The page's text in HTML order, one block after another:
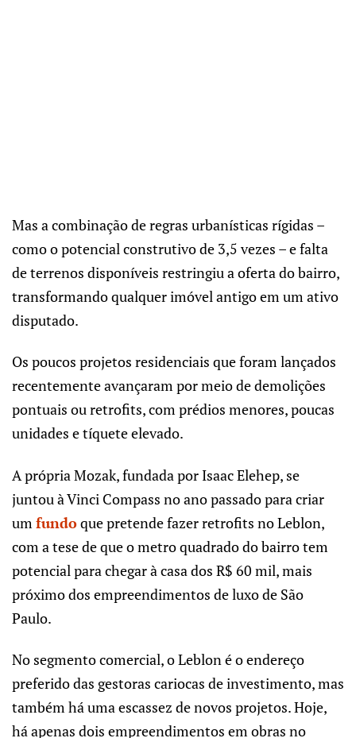
Mas a combinação de regras urbanísticas rígidas –
como o potencial construtivo de 3,5 vezes – e falta
de terrenos disponíveis restringiu a oferta do bairro,
transformando qualquer imóvel antigo em um ativo
disputado.
Os poucos projetos residenciais que foram lançados
recentemente avançaram por meio de demolições
pontuais ou retrofits, com prédios menores, poucas
unidades e tíquete elevado.
A própria Mozak, fundada por Isaac Elehep, se
juntou à Vinci Compass no ano passado para criar
umfundoque pretende fazer retrofits no Leblon,
com a tese de que o metro quadrado do bairro tem
potencial para chegar à casa dos R$ 60 mil, mais
próximo dos empreendimentos de luxo de São
Paulo.
No segmento comercial, o Leblon é o endereço
preferido das gestoras cariocas de investimento, mas
também há uma escassez de novos projetos. Hoje,
há apenas dois empreendimentos em obras no